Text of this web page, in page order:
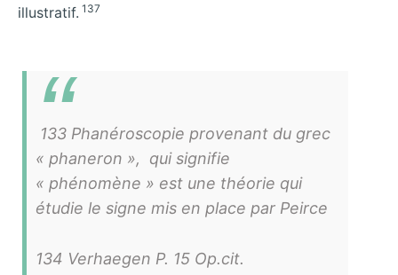
illustratif. 137
133 Phanéroscopie provenant du grec
« phaneron », qui signifie
« phénomène » est une théorie qui
étudie le signe mis en place par Peirce
134 Verhaegen P. 15 Op.cit.